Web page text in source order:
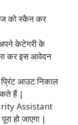
को स्कैन कर
केटेगरी के
कर इस आवेदन
आउट निकाल
हैं |
Assistant
हो जाएगा |